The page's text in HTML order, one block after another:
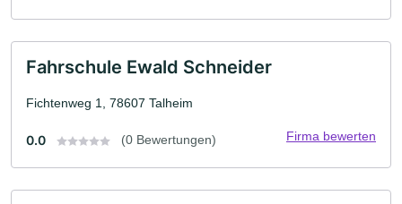
Fahrschule Ewald Schneider
Fichtenweg 1, 78607 Talheim
0.0 (0 Bewertungen) Firma bewerten